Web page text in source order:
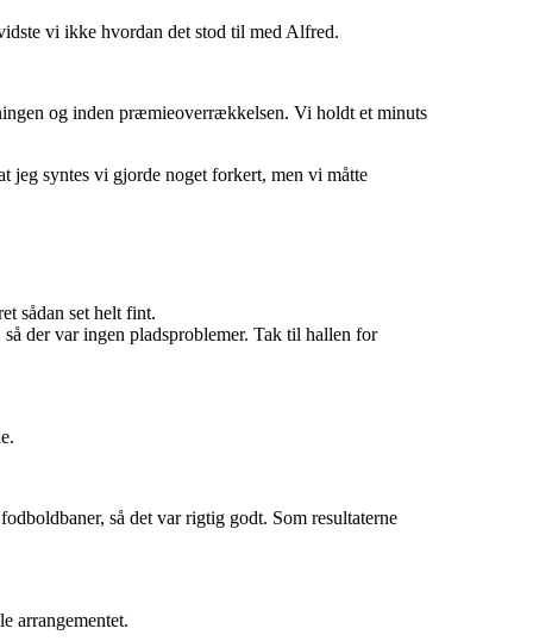
vi ikke hvordan det stod til med Alfred.
og inden præmieoverrækkelsen. Vi holdt et minuts
jeg syntes vi gjorde noget forkert, men vi måtte
sådan set helt fint.
der var ingen pladsproblemer. Tak til hallen for
så det var rigtig godt. Som resultaterne
arrangementet.